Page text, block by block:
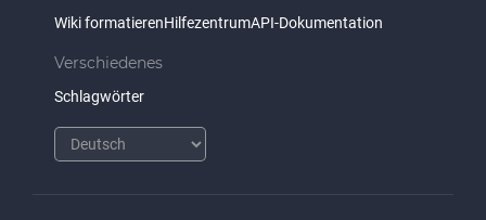
Wiki formatierenHilfezentrumAPI-Dokumentation
Verschiedenes
Schlagwörter